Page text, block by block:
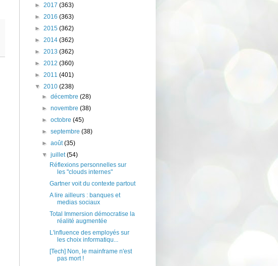
► 2017 (363)
► 2016 (363)
► 2015 (362)
► 2014 (362)
► 2013 (362)
► 2012 (360)
► 2011 (401)
▼ 2010 (238)
►décembre(28)
►novembre(38)
►octobre(45)
►septembre(38)
►août(35)
▼juillet(54)
Réflexions personnelles sur
les "clouds internes"
Gartner voit du contexte partout
A lire ailleurs : banques et
medias sociaux
Total Immersion démocratise la
réalité augmentée
L'influence des employés sur
les choix informatiqu...
[Tech] Non, le mainframe n'est
pas mort !